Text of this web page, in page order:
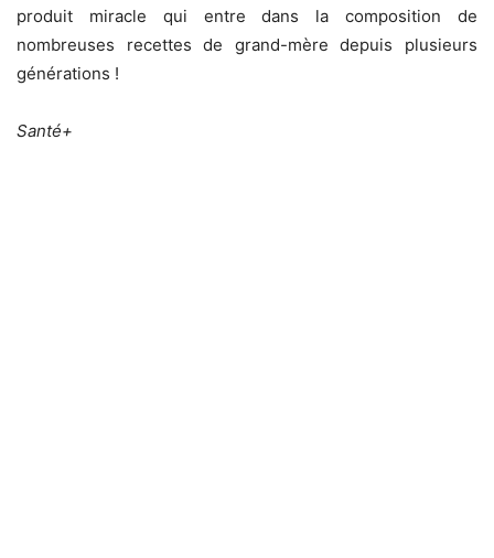
produit miracle qui entre dans la composition de
nombreuses recettes de grand-mère depuis plusieurs
générations !
Santé+